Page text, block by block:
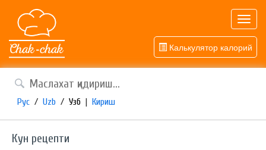
Калькулятор калорий
Рус / Uzb / Узб | Кириш
Кун рецепти